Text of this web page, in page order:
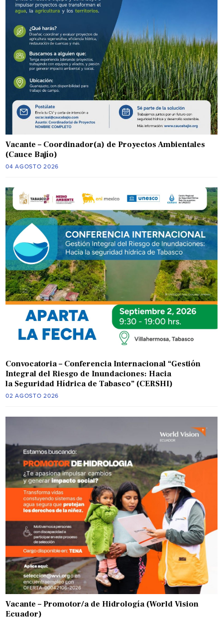
Vacante – Coordinador(a) de Proyectos Ambientales
(Cauce Bajío)
04 AGOSTO 2026
Convocatoria – Conferencia Internacional “Gestión
Integral del Riesgo de Inundaciones: Hacia
la Seguridad Hídrica de Tabasco” (CERSHI)
02 AGOSTO 2026
Vacante – Promotor/a de Hidrología (World Vision
Ecuador)